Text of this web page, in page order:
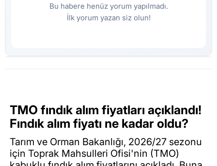
Bu habere henüz yorum yapılmadı.
İlk yorum yazan siz olun!
TMO fındık alım fiyatları açıklandı!
Fındık alım fiyatı ne kadar oldu?
Tarım ve Orman Bakanlığı, 2026/27 sezonu
için Toprak Mahsulleri Ofisi'nin (TMO)